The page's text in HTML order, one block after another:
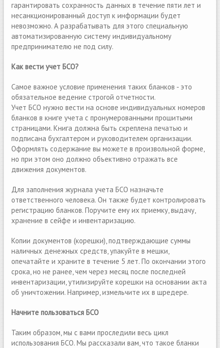
гарантировать сохранность данных в течение пяти лет и
несанкционированный доступ к информации будет
невозможно. А разрабатывать для этого специальную
автоматизированную систему индивидуальному
предпринимателю не под силу.
Как вести учет БСО?
Самое важное условие применения таких бланков - это
обязательное ведение строгой отчетности.
Учет БСО нужно вести на основе индивидуальных номеров
бланков в книге учета с пронумерованными прошитыми
страницами. Книга должна быть скреплена печатью и
подписана бухгалтером и руководителем организации.
Оформлять содержание вы можете в произвольной форме,
но при этом оно должно объективно отражать все
движения документов.
Для заполнения журнала учета БСО назначьте
ответственного человека. Он также будет контролировать
регистрацию бланков. Поручите ему их приемку, выдачу,
хранение в сейфе и инвентаризацию.
Копии документов (корешки), подтверждающие суммы
наличных денежных средств, упакуйте в мешки,
опечатайте и храните в течение 5 лет. По окончании этого
срока, но не ранее, чем через месяц после последней
инвентаризации, утилизируйте корешки на основании акта
об уничтожении. Например, измельчите их в шредере.
Начните пользоваться БСО
Таким образом, мы с вами проследили весь цикл
использования БСО. Мы рассказали вам, что такое бланки